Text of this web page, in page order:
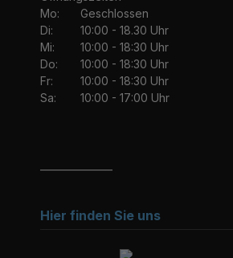
Mo:
Geschlossen
Di:
10:00 - 18.30 Uhr
Mi:
10:00 - 18:30 Uhr
Do:
10:00 - 18:30 Uhr
Fr:
10:00 - 18:30 Uhr
Sa:
10:00 - 17:00 Uhr
Hier finden Sie uns